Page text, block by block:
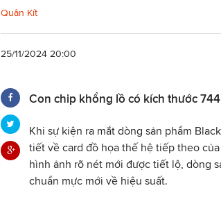
Quân Kít
25/11/2024 20:00
Con chip khổng lồ có kích thước
Khi sự kiện ra mắt dòng sản phẩm
tiết về card đồ họa thế hệ tiếp theo
hình ảnh rõ nét mới được tiết lộ, dòng
chuẩn mực mới về hiệu suất.